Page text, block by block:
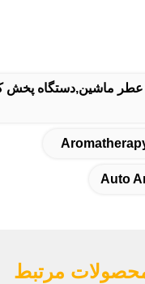
ماشین,دستگاه پخش
Auto
مرتبط